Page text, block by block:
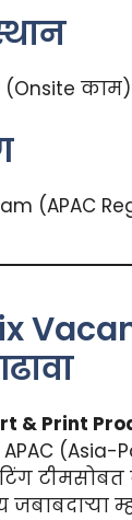
(Onsite काम)
(APAC
& Print
(Asia-
जबाबदाऱ्या